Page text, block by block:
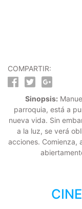
COMPARTIR:
Sinopsis:
parroquia, está a
nueva vida. Sin
a la luz, se verá
acciones. Comienza,